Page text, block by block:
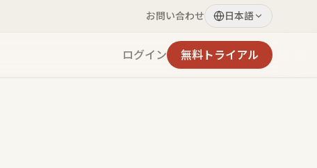
お問い合わせ 日本語
ログイン 無料トライアル